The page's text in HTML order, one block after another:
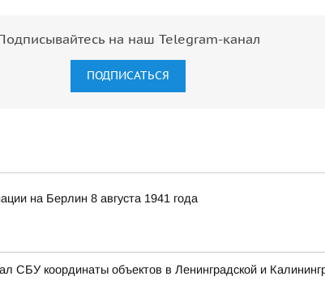
на наш Telegram-канал
ПОДПИСАТЬСЯ
на Берлин 8 августа 1941 года
СБУ координаты объектов в Ленинградской и